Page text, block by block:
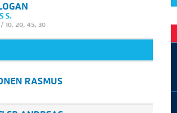
S.
/ 10, 20, 45, 30
RASMUS